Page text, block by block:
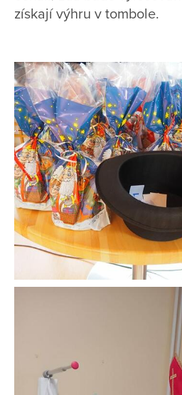
získají výhru v tombole.